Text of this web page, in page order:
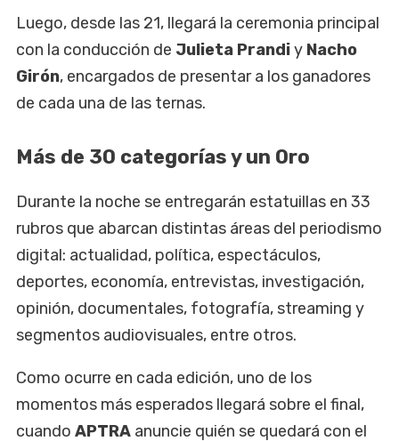
Luego, desde las 21, llegará la ceremonia principal
con la conducción de Julieta Prandiy Nacho
Girón, encargados de presentar a los ganadores
de cada una de las ternas.
Más de 30 categorías y un Oro
Durante la noche se entregarán estatuillas en 33
rubros que abarcan distintas áreas del periodismo
digital: actualidad, política, espectáculos,
deportes, economía, entrevistas, investigación,
opinión, documentales, fotografía, streaming y
segmentos audiovisuales, entre otros.
Como ocurre en cada edición, uno de los
momentos más esperados llegará sobre el final,
cuando APTRA anuncie quién se quedará con el